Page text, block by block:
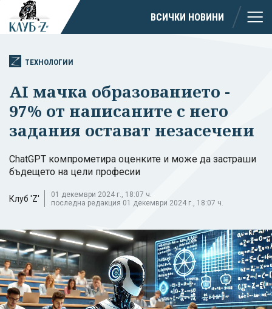
ВСИЧКИ НОВИНИ
ТЕХНОЛОГИИ
AI мачка образованието -
97% от написаните с него
задания остават незасечени
ChatGPT компрометира оценките и може да застраши
бъдещето на цели професии
Клуб 'Z'
01 декември 2024 г., 18:07 ч.
последна редакция 01 декември 2024 г., 18:07 ч.